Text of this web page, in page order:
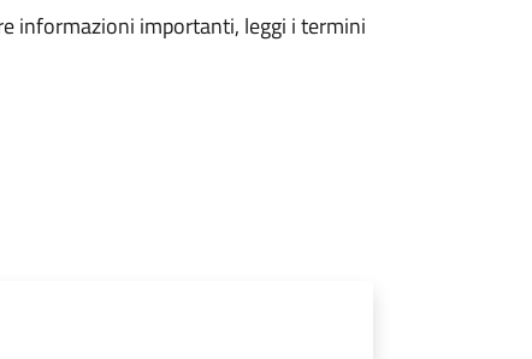
informazioni importanti, leggi i termini